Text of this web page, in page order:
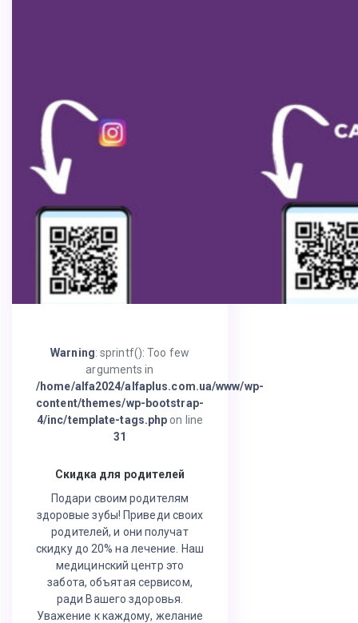
Warning: sprintf(): Too few
arguments in
/home/alfa2024/alfaplus.com.ua/www/wp-
content/themes/wp-bootstrap-
4/inc/template-tags.php on line
31
Скидка для родителей
Подари своим родителям
здоровые зубы! Приведи своих
родителей, и они получат
скидку до 20% на лечение. Наш
медицинский центр это
забота, объятая сервисом,
ради Вашего здоровья.
Уважение к каждому, желание